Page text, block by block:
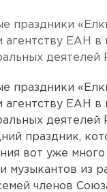
праздники
ЕАН в
деятелей
праздники
ЕАН в
праздник,
вот уже
музыкантов из
членов